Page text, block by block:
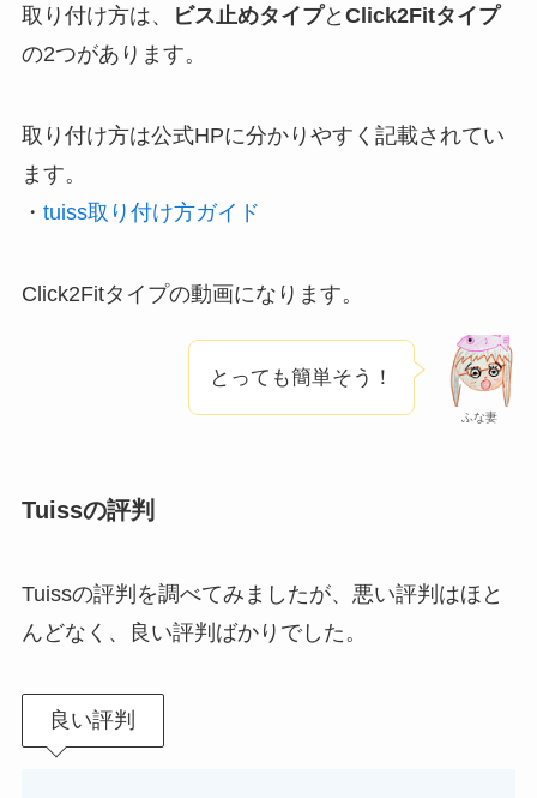
取り付け方は、 ビス止めタイプと Click2Fitタイプ
の2つがあります。
取り付け方は公式HPに分かりやすく記載されてい
ます。
・ tuiss取り付け方ガイド
Click2Fitタイプの動画になります。
ふな妻
とっても簡単そう！
Tuissの評判
Tuissの評判を調べてみましたが、悪い評判はほと
んどなく、良い評判ばかりでした。
良い評判